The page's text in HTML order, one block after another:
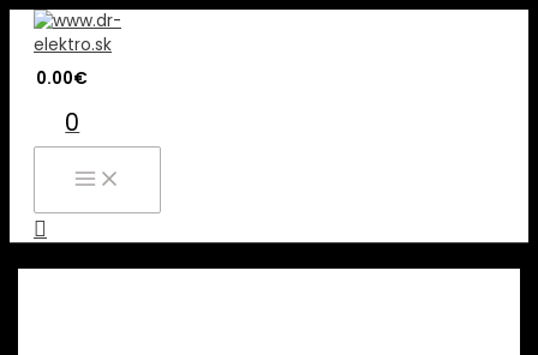
Preskočiť
obsah
0.00€
0
MAIN
MENU
Hľadať